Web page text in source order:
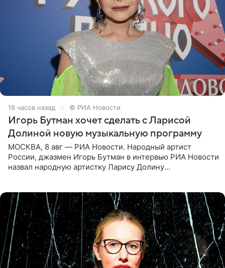
18 часов назад © РИА Новости
Игорь Бутман хочет сделать с Ларисой
Долиной новую музыкальную программу
МОСКВА, 8 авг — РИА Новости. Народный артист
России, джазмен Игорь Бутман в интервью РИА Новости
назвал народную артистку Ларису Долину